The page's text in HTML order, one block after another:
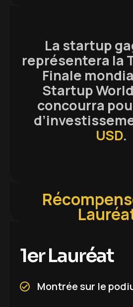
La startup
représentera la
Finale
Startup
concourra
USD.
1erLauréat
Montrée sur le